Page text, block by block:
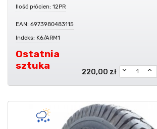
Ilość płócien: 12PR
EAN: 6973980483115
Indeks: K6/ARM1
Ostatnia
sztuka
220,00 zł